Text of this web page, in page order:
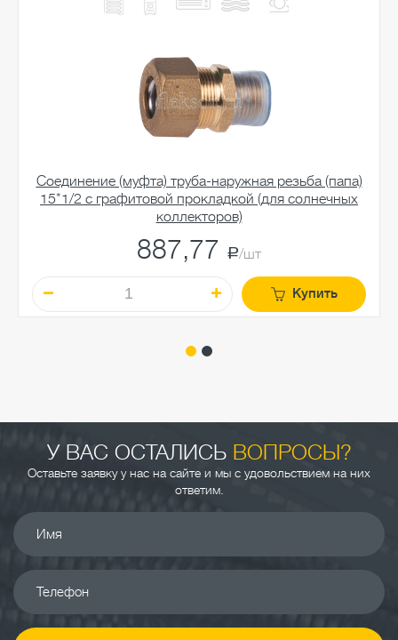
Соединение (муфта) труба-наружная резьба (папа)
15*1/2 c графитовой прокладкой (для солнечных
коллекторов)
887,77 a/шт
Купить
У ВАС ОСТАЛИСЬ ВОПРОСЫ?
Оставьте заявку у нас на сайте и мы с удовольствием на них
ответим.
Имя
Телефон